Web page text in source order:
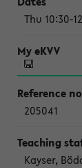
Thu 10:30-
205041
Kayser,